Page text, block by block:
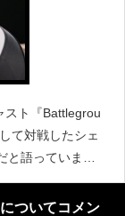
スト『Battlegrou
て対戦したシェ
と語っていま
と思っている。
ついてコメン